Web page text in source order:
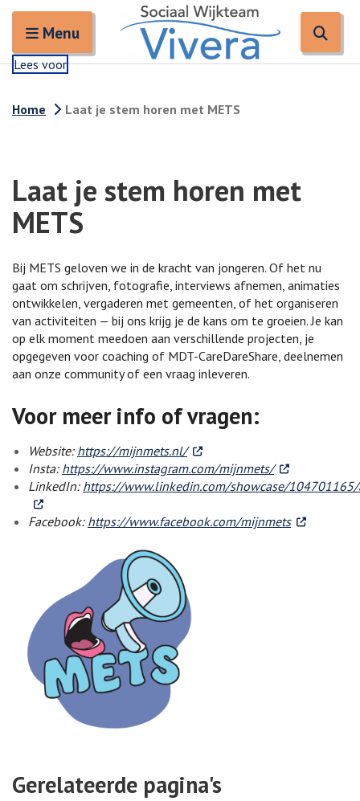
Open en sluit het
Menu
Lees voor
Home Laat je stem horen met METS
Laat je stem horen met
METS
Bij METS geloven we in de kracht van jongeren. Of het nu
gaat om schrijven, fotografie, interviews afnemen, animaties
ontwikkelen, vergaderen met gemeenten, of het organiseren
van activiteiten — bij ons krijg je de kans om te groeien. Je kan
op elk moment meedoen aan verschillende projecten, je
opgegeven voor coaching of MDT-CareDareShare, deelnemen
aan onze community of een vraag inleveren.
Voor meer info of vragen:
Website: https://mijnmets.nl/. Externe link
Insta: https://www.instagram.com/mijnmets/. Externe link
LinkedIn: https://www.linkedin.com/showcase/
. Externe link
Facebook: https://www.facebook.com/mijnmets. Externe link
Gerelateerde pagina's